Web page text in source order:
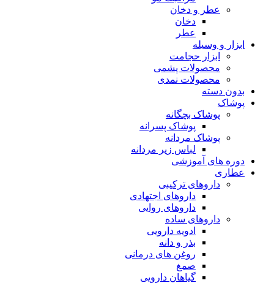
عطر و دخان
دخان
عطر
ابزار و وسیله
ابزار حجامت
محصولات پشمی
محصولات نمدی
بدون دسته
پوشاک
پوشاک بچگانه
پوشاک پسرانه
پوشاک مردانه
لباس زیر مردانه
دوره های آموزشی
عطاری
داروهای ترکیبی
داروهای اجتهادی
داروهای روایی
داروهای ساده
ادویه دارویی
بذر و دانه
روغن های درمانی
صمغ
گیاهان دارویی